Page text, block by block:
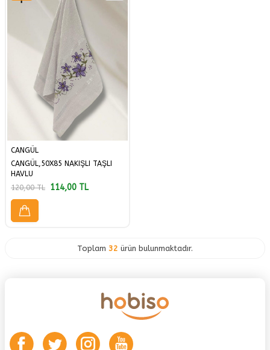
CANGÜL
CANGÜL,50X85 NAKIŞLI TAŞLI
HAVLU
120,00TL 114,00 TL
Toplam 32 ürün bulunmaktadır.